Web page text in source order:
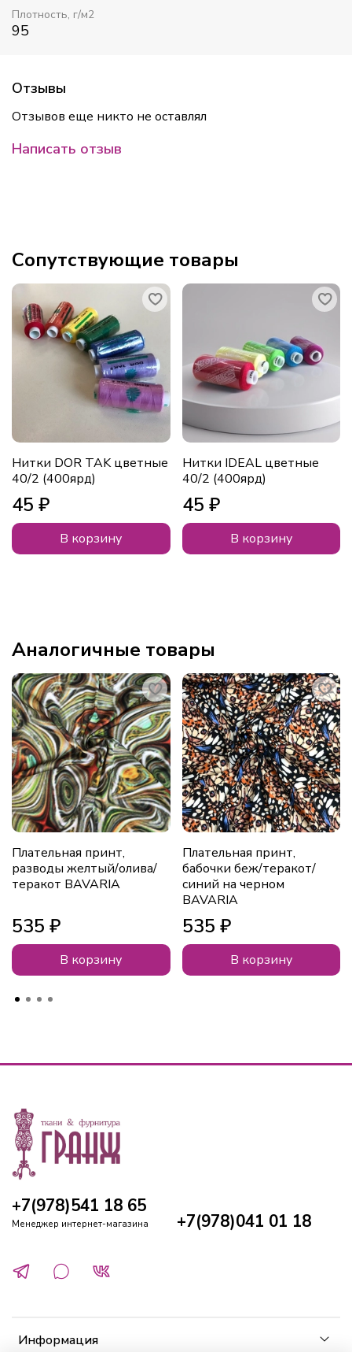
Плотность, г/м2
95
Отзывы
Отзывов еще никто не оставлял
Написать отзыв
Сопутствующие товары
Нитки DOR TAK цветные
40/2 (400ярд)
45 ₽
В корзину
Нитки IDEAL цветные
40/2 (400ярд)
45 ₽
В корзину
Аналогичные товары
Плательная принт,
разводы желтый/олива/
теракот BAVARIA
535 ₽
В корзину
Плательная принт,
бабочки беж/теракот/
синий на черном
BAVARIA
535 ₽
В корзину
Информация
+7(978)541 18 65
Менеджер интернет-магазина +7(978)041 01 18